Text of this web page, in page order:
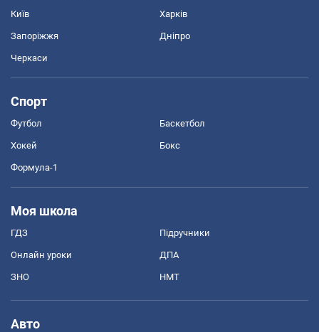
Київ Харків
Запоріжжя Дніпро
Черкаси
Спорт
Футбол Баскетбол
Хокей Бокс
Формула-1
Моя школа
ГДЗ Підручники
Онлайн уроки ДПА
ЗНО НМТ
Авто